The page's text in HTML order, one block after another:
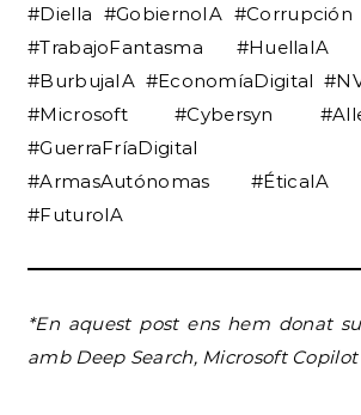
#Diella #GobiernoIA #Corrupción
#TrabajoFantasma #HuellaIA
#BurbujaIA #EconomíaDigital
#Microsoft #Cybersyn
#GuerraFríaDigital
#ArmasAutónomas #ÉticaIA
#FuturoIA
*En aquest post ens hem donat
amb Deep Search, Microsoft Copilot